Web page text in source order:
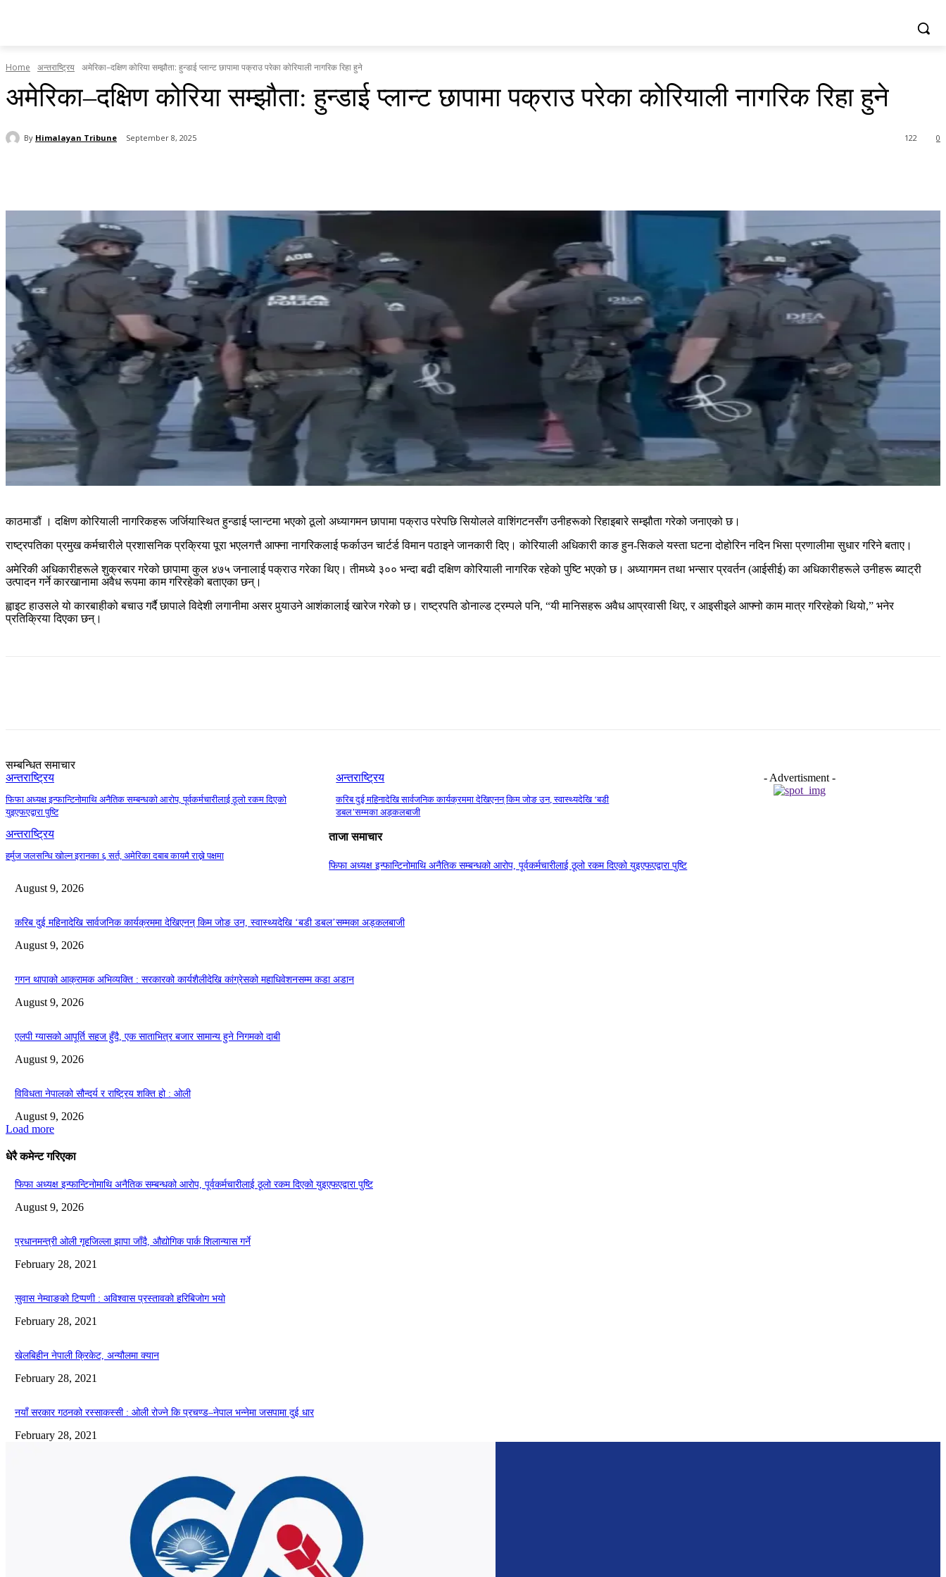
Home अन्तराष्ट्रिय अमेरिका–दक्षिण कोरिया सम्झौता: हुन्डाई प्लान्ट छापामा पक्राउ परेका कोरियाली नागरिक रिहा हुने
अमेरिका–दक्षिण कोरिया सम्झौता: हुन्डाई प्लान्ट छापामा पक्राउ परेका कोरियाली नागरिक रिहा हुने
By Himalayan Tribune September 8, 2025 0
122
काठमाडौं । दक्षिण कोरियाली नागरिकहरू जर्जियास्थित हुन्डाई प्लान्टमा भएको ठूलो अध्यागमन छापामा पक्राउ परेपछि सियोलले वाशिंगटनसँग उनीहरूको रिहाइबारे सम्झौता गरेको जनाएको छ।
राष्ट्रपतिका प्रमुख कर्मचारीले प्रशासनिक प्रक्रिया पूरा भएलगत्तै आफ्ना नागरिकलाई फर्काउन चार्टर्ड विमान पठाइने जानकारी दिए। कोरियाली अधिकारी काङ हुन-सिकले यस्ता घटना दोहोरिन नदिन भिसा प्रणालीमा सुधार गरिने बताए।
अमेरिकी अधिकारीहरूले शुक्रबार गरेको छापामा कुल ४७५ जनालाई पक्राउ गरेका थिए। तीमध्ये ३०० भन्दा बढी दक्षिण कोरियाली नागरिक रहेको पुष्टि भएको छ। अध्यागमन तथा भन्सार प्रवर्तन (आईसीई) का अधिकारीहरूले उनीहरू ब्याट्री
उत्पादन गर्ने कारखानामा अवैध रूपमा काम गरिरहेको बताएका छन्।
ह्वाइट हाउसले यो कारबाहीको बचाउ गर्दै छापाले विदेशी लगानीमा असर पुर्‍याउने आशंकालाई खारेज गरेको छ। राष्ट्रपति डोनाल्ड ट्रम्पले पनि, “यी मानिसहरू अवैध आप्रवासी थिए, र आइसीइले आफ्नो काम मात्र गरिरहेको थियो,” भनेर
प्रतिक्रिया दिएका छन्।
सम्बन्धित समाचार
अन्तराष्ट्रिय
फिफा अध्यक्ष इन्फान्टिनोमाथि अनैतिक सम्बन्धको आरोप, पूर्वकर्मचारीलाई ठूलो रकम दिएको
युइएफएद्वारा पुष्टि
अन्तराष्ट्रिय
करिब दुई महिनादेखि सार्वजनिक कार्यक्रममा देखिएनन् किम जोङ उन, स्वास्थ्यदेखि ‘बडी
डबल’सम्मका अड्कलबाजी
अन्तराष्ट्रिय
हर्मुज जलसन्धि खोल्न इरानका ६ सर्त, अमेरिका दबाब कायमै राख्ने पक्षमा
- Advertisment -
ताजा समाचार
फिफा अध्यक्ष इन्फान्टिनोमाथि अनैतिक सम्बन्धको आरोप, पूर्वकर्मचारीलाई ठूलो रकम दिएको युइएफएद्वारा पुष्टि
August 9, 2026
करिब दुई महिनादेखि सार्वजनिक कार्यक्रममा देखिएनन् किम जोङ उन, स्वास्थ्यदेखि ‘बडी डबल’सम्मका अड्कलबाजी
August 9, 2026
गगन थापाको आक्रामक अभिव्यक्ति : सरकारको कार्यशैलीदेखि कांग्रेसको महाधिवेशनसम्म कडा अडान
August 9, 2026
एलपी ग्यासको आपूर्ति सहज हुँदै, एक साताभित्र बजार सामान्य हुने निगमको दाबी
August 9, 2026
विविधता नेपालको सौन्दर्य र राष्ट्रिय शक्ति हो : ओली
August 9, 2026
Load more
धेरै कमेन्ट गरिएका
फिफा अध्यक्ष इन्फान्टिनोमाथि अनैतिक सम्बन्धको आरोप, पूर्वकर्मचारीलाई ठूलो रकम दिएको युइएफएद्वारा पुष्टि
August 9, 2026
प्रधानमन्त्री ओली गृहजिल्ला झापा जाँदै, औद्योगिक पार्क शिलान्यास गर्ने
February 28, 2021
सुवास नेम्वाङको टिप्पणी : अविश्वास प्रस्तावको हरिबिजोग भयो
February 28, 2021
खेलबिहीन नेपाली क्रिकेट, अन्यौलमा क्यान
February 28, 2021
नयाँ सरकार गठनको रस्साकस्सी : ओली रोज्ने कि प्रचण्ड–नेपाल भन्नेमा जसपामा दुई धार
February 28, 2021